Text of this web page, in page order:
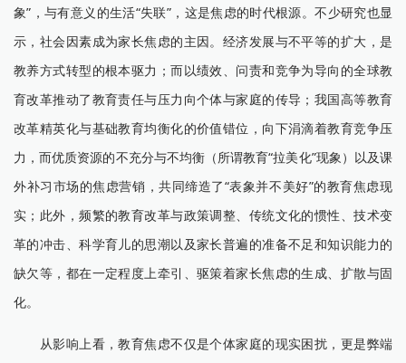
象”，与有意义的生活“失联”，这是焦虑的时代根源。不少研究也显
示，社会因素成为家长焦虑的主因。经济发展与不平等的扩大，是
教养方式转型的根本驱力；而以绩效、问责和竞争为导向的全球教
育改革推动了教育责任与压力向个体与家庭的传导；我国高等教育
改革精英化与基础教育均衡化的价值错位，向下涓滴着教育竞争压
力，而优质资源的不充分与不均衡（所谓教育“拉美化”现象）以及课
外补习市场的焦虑营销，共同缔造了“表象并不美好”的教育焦虑现
实；此外，频繁的教育改革与政策调整、传统文化的惯性、技术变
革的冲击、科学育儿的思潮以及家长普遍的准备不足和知识能力的
缺欠等，都在一定程度上牵引、驱策着家长焦虑的生成、扩散与固
化。
从影响上看，教育焦虑不仅是个体家庭的现实困扰，更是弊端